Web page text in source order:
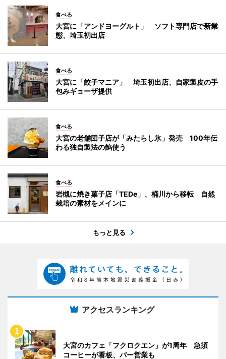
食べる
大宮に「アンドヨーグルト」 ソフト専門店で新業
態、埼玉初出店
食べる
大宮に「餃子マニア」 埼玉初出店、自家製皮の手
包みギョーザ提供
食べる
大宮の老舗団子店が「みたらし氷」発売 100年伝
わる独自製法の餡使う
食べる
岩槻に焼き菓子店「TEDe」、桶川から移転 自然
栽培の素材をメインに
もっと見る
アクセスランキング
大宮のカフェ「フクロクエン」が1周年 急須
コーヒーが看板、バー営業も